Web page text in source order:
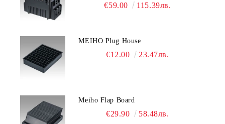
€59.00 115.39лв.
MEIHO Plug House
€12.00 23.47лв.
Meiho Flap Board
€29.90 58.48лв.